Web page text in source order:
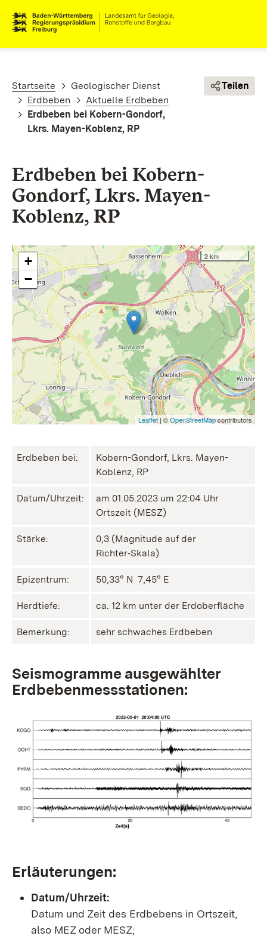
Pfadnavigation
Startseite
Geologischer Dienst
Erdbeben
Aktuelle Erdbeben
Erdbeben bei Kobern-Gondorf,
Lkrs. Mayen-Koblenz, RP
Teilen
Erdbeben bei Kobern-
Gondorf, Lkrs. Mayen-
Koblenz, RP
+
−
2 km
Leaflet | ©OpenStreetMapcontributors
Erdbeben bei:
Kobern-Gondorf, Lkrs. Mayen-
Koblenz, RP
Datum/Uhrzeit:
am 01.05.2023 um 22:04 Uhr
Ortszeit (MESZ)
Stärke:
0,3 (Magnitude auf der
Richter‑Skala)
Epizentrum: 50,33° N ㅤ 7,45° E
Herdtiefe: ca. 12 km unter der Erdoberfläche
Bemerkung: sehr schwaches Erdbeben
Seismogramme ausgewählter
Erdbebenmessstationen:
Erläuterungen:
Datum/Uhrzeit:
Datum und Zeit des Erdbebens in Ortszeit,
also MEZ oder MESZ;